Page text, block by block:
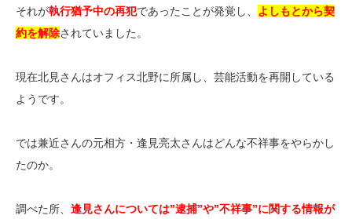
それが執行猶予中の再犯であったことが発覚し、 よしもとから契
約を解除されていました。
現在北見さんはオフィス北野に所属し、芸能活動を再開している
ようです。
では兼近さんの元相方・逢見亮太さんはどんな不祥事をやらかし
たのか。
調べた所、 逢見さんについては”逮捕”や”不祥事”に関する情報が